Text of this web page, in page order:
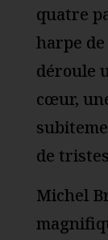
quatre
harpe
déroule
cœur,
de
Michel